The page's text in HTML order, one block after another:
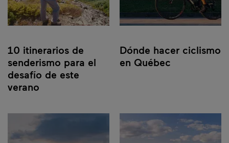
10 itinerarios de
senderismo para el
desafío de este
verano
Dónde hacer ciclismo
en Québec